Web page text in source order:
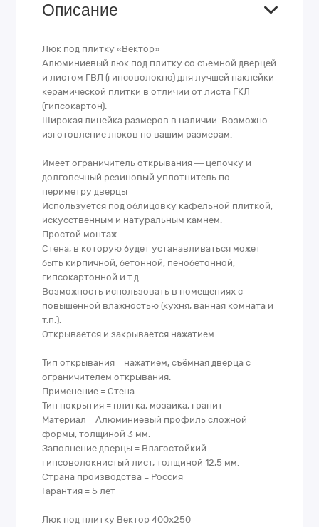
Описание
Люк под плитку «Вектор»
Алюминиевый люк под плитку со съемной дверцей
и листом ГВЛ (гипсоволокно) для лучшей наклейки
керамической плитки в отличии от листа ГКЛ
(гипсокартон).
Широкая линейка размеров в наличии. Возможно
изготовление люков по вашим размерам.
Имеет ограничитель открывания — цепочку и
долговечный резиновый уплотнитель по
периметру дверцы
Используется под облицовку кафельной плиткой,
искусственным и натуральным камнем.
Простой монтаж.
Стена, в которую будет устанавливаться может
быть кирпичной, бетонной, пенобетонной,
гипсокартонной и т.д.
Возможность использовать в помещениях с
повышенной влажностью (кухня, ванная комната и
т.п.).
Открывается и закрывается нажатием.
Тип открывания = нажатием, съёмная дверца с
ограничителем открывания.
Применение = Стена
Тип покрытия = плитка, мозаика, гранит
Материал = Алюминиевый профиль сложной
формы, толщиной 3 мм.
Заполнение дверцы = Влагостойкий
гипсоволокнистый лист, толщиной 12,5 мм.
Страна производства = Россия
Гарантия = 5 лет
Люк под плитку Вектор 400х250